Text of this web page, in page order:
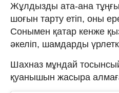
Жұлдызды ата-ана
шоғын тарту етіп, оны
Сонымен қатар кенже
әкеліп, шамдарды
Шахназ мұндай
қуанышын жасыра